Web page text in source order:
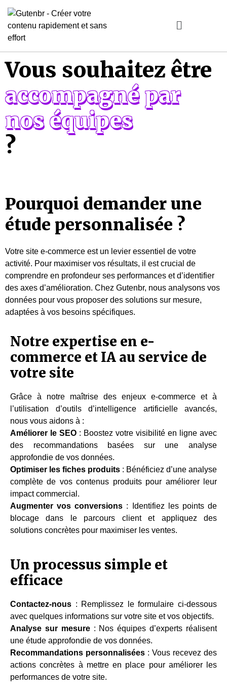
Vous souhaitez être
accompagné par
nos équipes
?
Pourquoi demander une
étude personnalisée ?
Votre site e-commerce est un levier essentiel de votre
activité. Pour maximiser vos résultats, il est crucial de
comprendre en profondeur ses performances et d’identifier
des axes d’amélioration. Chez Gutenbr, nous analysons vos
données pour vous proposer des solutions sur mesure,
adaptées à vos besoins spécifiques.
Notre expertise en e-
commerce et IA au service de
votre site
Grâce à notre maîtrise des enjeux e-commerce et à
l’utilisation d’outils d’intelligence artificielle avancés,
nous vous aidons à :
Améliorer le SEO : Boostez votre visibilité en ligne avec
des recommandations basées sur une analyse
approfondie de vos données.
Optimiser les fiches produits : Bénéficiez d’une analyse
complète de vos contenus produits pour améliorer leur
impact commercial.
Augmenter vos conversions : Identifiez les points de
blocage dans le parcours client et appliquez des
solutions concrètes pour maximiser les ventes.
Un processus simple et
efficace
Contactez-nous : Remplissez le formulaire ci-dessous
avec quelques informations sur votre site et vos objectifs.
Analyse sur mesure: Nos équipes d’experts réalisent
une étude approfondie de vos données.
Recommandations personnalisées : Vous recevez des
actions concrètes à mettre en place pour améliorer les
performances de votre site.